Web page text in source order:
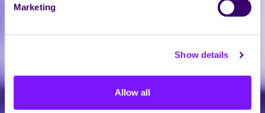
Marketing
Show details
Allow all